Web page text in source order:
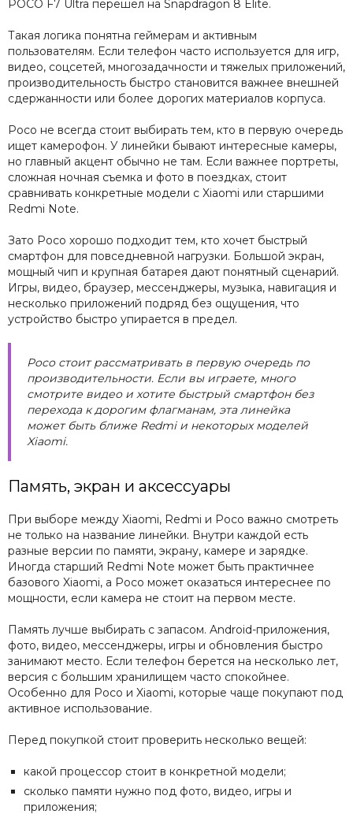
POCO F7 Ultra перешел на Snapdragon 8 Elite.
Такая логика понятна геймерам и активным
пользователям. Если телефон часто используется для игр,
видео, соцсетей, многозадачности и тяжелых приложений,
производительность быстро становится важнее внешней
сдержанности или более дорогих материалов корпуса.
Poco не всегда стоит выбирать тем, кто в первую очередь
ищет камерофон. У линейки бывают интересные камеры,
но главный акцент обычно не там. Если важнее портреты,
сложная ночная съемка и фото в поездках, стоит
сравнивать конкретные модели с Xiaomi или старшими
Redmi Note.
Зато Poco хорошо подходит тем, кто хочет быстрый
смартфон для повседневной нагрузки. Большой экран,
мощный чип и крупная батарея дают понятный сценарий.
Игры, видео, браузер, мессенджеры, музыка, навигация и
несколько приложений подряд без ощущения, что
устройство быстро упирается в предел.
Poco стоит рассматривать в первую очередь по
производительности. Если вы играете, много
смотрите видео и хотите быстрый смартфон без
перехода к дорогим флагманам, эта линейка
может быть ближе Redmi и некоторых моделей
Xiaomi.
Память, экран и аксессуары
При выборе между Xiaomi, Redmi и Poco важно смотреть
не только на название линейки. Внутри каждой есть
разные версии по памяти, экрану, камере и зарядке.
Иногда старший Redmi Note может быть практичнее
базового Xiaomi, а Poco может оказаться интереснее по
мощности, если камера не стоит на первом месте.
Память лучше выбирать с запасом. Android-приложения,
фото, видео, мессенджеры, игры и обновления быстро
занимают место. Если телефон берется на несколько лет,
версия с большим хранилищем часто спокойнее.
Особенно для Poco и Xiaomi, которые чаще покупают под
активное использование.
Перед покупкой стоит проверить несколько вещей:
какой процессор стоит в конкретной модели;
сколько памяти нужно под фото, видео, игры и
приложения;